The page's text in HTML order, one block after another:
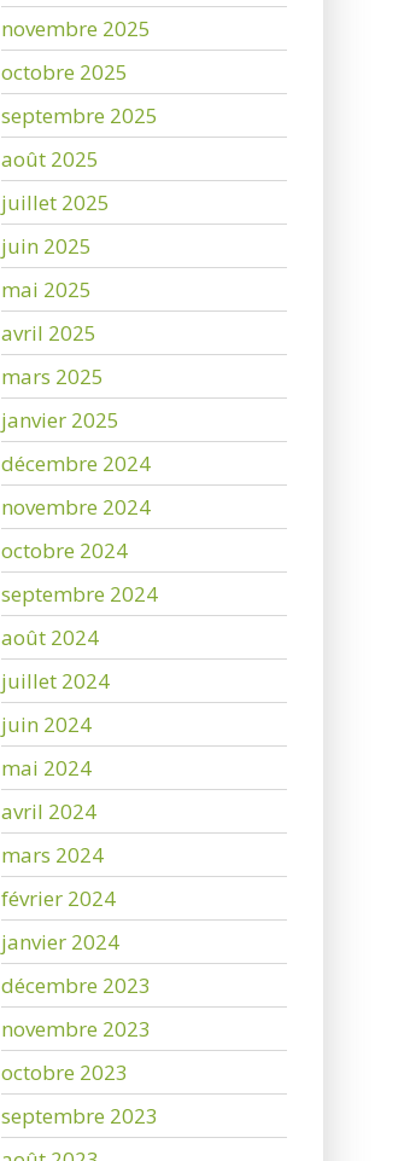
novembre 2025
octobre 2025
septembre 2025
août 2025
juillet 2025
juin 2025
mai 2025
avril 2025
mars 2025
janvier 2025
décembre 2024
novembre 2024
octobre 2024
septembre 2024
août 2024
juillet 2024
juin 2024
mai 2024
avril 2024
mars 2024
février 2024
janvier 2024
décembre 2023
novembre 2023
octobre 2023
septembre 2023